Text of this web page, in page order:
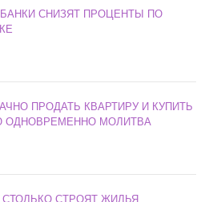
СНИЗЯТ ПРОЦЕНТЫ ПО
ПРОДАТЬ КВАРТИРУ И КУПИТЬ
ОДНОВРЕМЕННО МОЛИТВА
СТРОЯТ ЖИЛЬЯ